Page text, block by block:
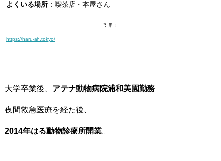
よくいる場所 ：喫茶店・本屋さん
引用：
https://haru-ah.tokyo/
大学卒業後、 アテナ動物病院浦和美園勤務
夜間救急医療を経た後、
2014年はる動物診療所開業。